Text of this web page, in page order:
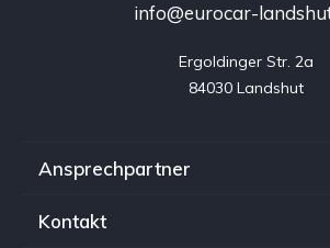
info@eurocar-
Ergoldinger Str. 2a
84030 Landshut
Ansprechpartner
Kontakt